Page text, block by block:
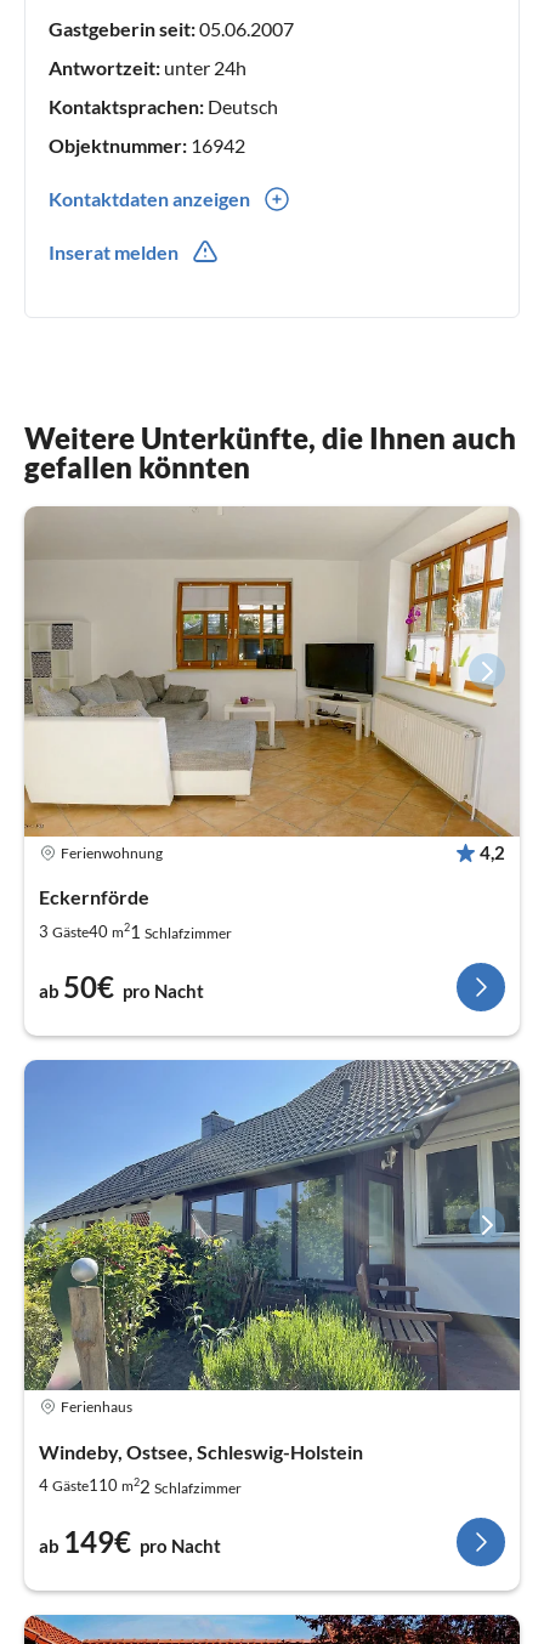
Gastgeberin seit:05.06.2007
Antwortzeit: unter 24h
Kontaktsprachen: Deutsch
Objektnummer: 16942
Kontaktdaten anzeigen
Inserat melden
Weitere Unterkünfte, die Ihnen auch
gefallen könnten
Ferienwohnung 4,2
Eckernförde
3 Gäste40 m21 Schlafzimmer
ab 50€ pro Nacht
Ferienhaus
Windeby, Ostsee, Schleswig-Holstein
4 Gäste110 m22 Schlafzimmer
ab 149€ pro Nacht